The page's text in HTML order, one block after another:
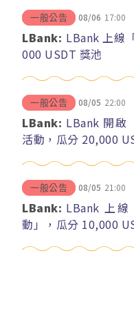
一般公告 08/06 17:00
LBank: LBank 上線
000 USDT 獎池
一般公告 08/05 22:00
LBank: LBank 開啟
活動，瓜分 20,000
一般公告 08/05 21:00
LBank: LBank 上線
動」，瓜分 10,000